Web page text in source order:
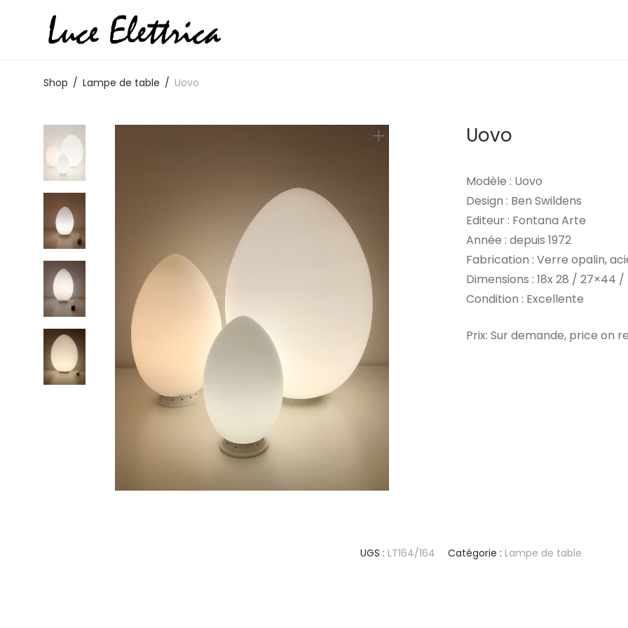
Shop / Lampe de table / Uovo
Uovo
Modèle : Uovo
Design : Ben Swildens
Editeur : Fontana Arte
Année : depuis 1972
Fabrication : Verre opalin,
Dimensions : 18x 28 / 27×44
Condition : Excellente
Prix: Sur demande, price on
UGS : LT164/164 Catégorie : Lampe de table